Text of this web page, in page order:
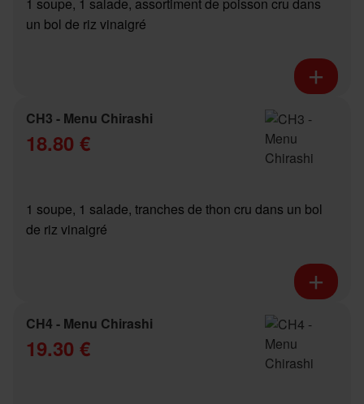
1 soupe, 1 salade, assortiment de poisson cru dans
un bol de riz vinaigré
CH3 - Menu Chirashi
18.80 €
1 soupe, 1 salade, tranches de thon cru dans un bol
de riz vinaigré
CH4 - Menu Chirashi
19.30 €